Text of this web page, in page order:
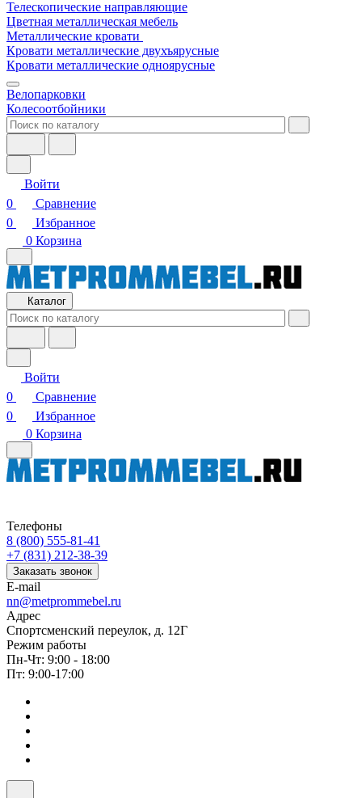
Телескопические направляющие
Цветная металлическая мебель
Металлические кровати
Кровати металлические двухъярусные
Кровати металлические одноярусные
Велопарковки
Колесоотбойники
Войти
0
Сравнение
0
Избранное
0 Корзина
Каталог
Войти
0
Сравнение
0
Избранное
0 Корзина
Телефоны
8 (800) 555-81-41
+7 (831) 212-38-39
Заказать звонок
E-mail
nn@metprommebel.ru
Адрес
Спортсменский переулок, д. 12Г
Режим работы
Пн-Чт: 9:00 - 18:00
Пт: 9:00-17:00